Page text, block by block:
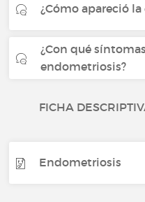
¿Cómo apareció
¿Con qué
endometriosis?
FICHA
Endometriosis